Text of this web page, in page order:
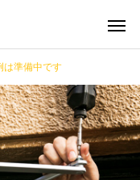
は準備中です